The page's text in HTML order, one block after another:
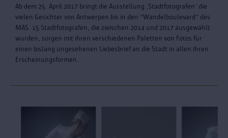
Ab dem 25. April 2017 bringt die Ausstellung ‚Stadtfotografen’ die
vielen Gesichter von Antwerpen bis in den “Wandelboulevard” des
MAS. 15 Stadtfotografen, die zwischen 2014 und 2017 ausgewählt
wurden, sorgen mit ihren verschiedenen Paletten von Fotos für
einen bislang ungesehenen Liebesbrief an die Stadt in allen ihren
Erscheinungsformen.